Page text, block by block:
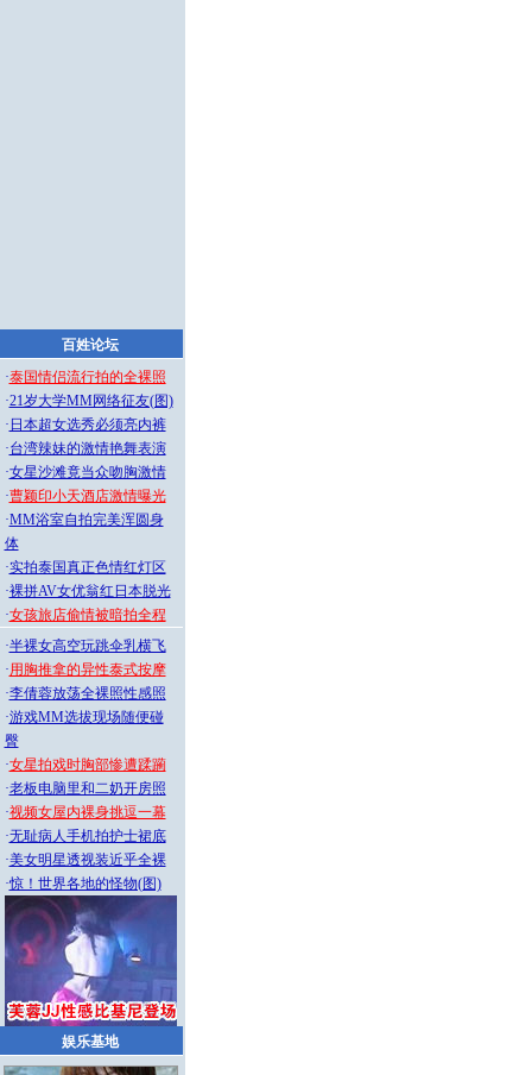
百姓论坛
·泰国情侣流行拍的全裸照
·21岁大学MM网络征友(图)
· 日本超女选秀必须亮内裤
·台湾辣妹的激情艳舞表演
·女星沙滩竟当众吻胸激情
·曹颖印小天酒店激情曝光
·MM浴室自拍完美浑圆身
体
·实拍泰国真正色情红灯区
·裸拼AV女优翁红日本脱光
·女孩旅店偷情被暗拍全程
·半裸女高空玩跳伞乳横飞
·用胸推拿的异性泰式按摩
·李倩蓉放荡全裸照性感照
·游戏MM选拔现场随便碰
臀
·女星拍戏时胸部惨遭蹂躏
·老板电脑里和二奶开房照
·视频女屋内裸身挑逗一幕
·无耻病人手机拍护士裙底
·美女明星透视装近乎全裸
·惊！世界各地的怪物(图)
娱乐基地